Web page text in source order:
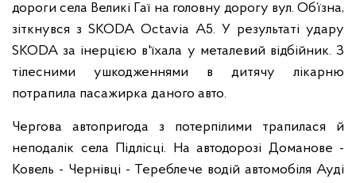
дороги села Великі Гаї на головну дорогу вул. Об’їзна,
зіткнувся з SKODA Octavia A5. У результаті удару
SKODA за інерцією в'їхала у металевий відбійник. З
тілесними ушкодженнями в дитячу лікарню
потрапила пасажирка даного авто.
Чергова автопригода з потерпілими трапилася й
неподалік села Підлісці. На автодорозі Доманове -
Ковель - Чернівці - Тереблече водій автомобіля Ауді